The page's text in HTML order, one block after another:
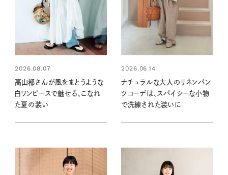
2026.08.07
高山都さんが風をまとうような
白ワンピースで魅せる、こなれ
た夏の装い
2026.06.14
ナチュラルな大人のリネンパン
ツコーデは、スパイシーな小物
で洗練された装いに